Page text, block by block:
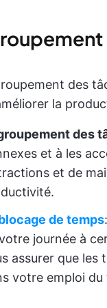
des
la
des
et à les
et de
de temps
journée à
assurer que les
votre emploi du